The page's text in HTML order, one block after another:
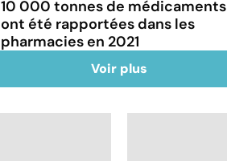
10 000 tonnes de médicaments
ont été rapportées dans les
pharmacies en 2021
Voir plus